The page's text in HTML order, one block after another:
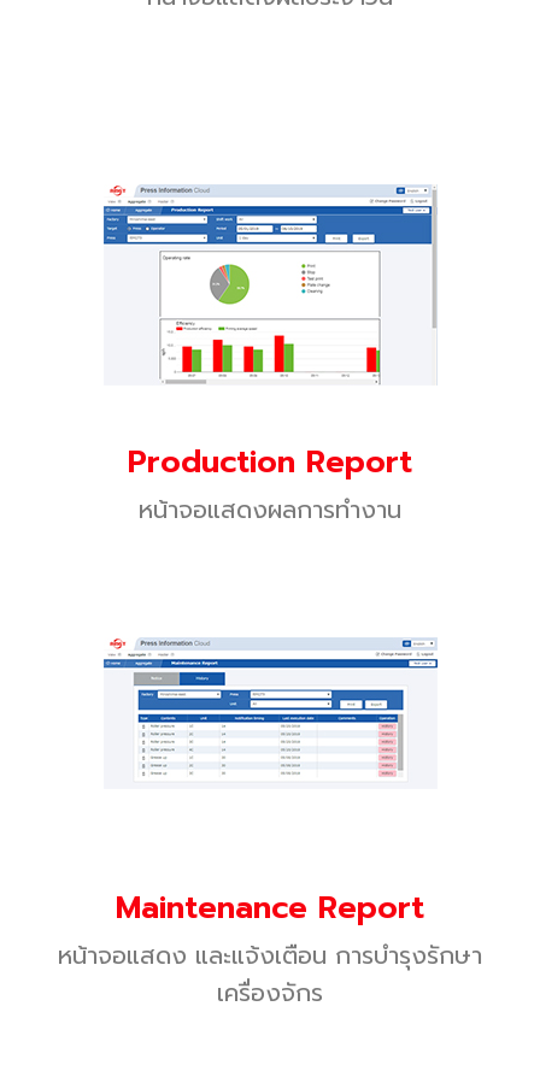
Production Report
หน้าจอแสดงผลการทำงาน
Maintenance Report
หน้าจอแสดง และแจ้งเตือน การบำรุงรักษา
เครื่องจักร